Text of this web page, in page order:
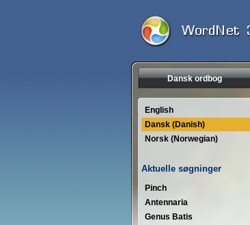
Dansk ordbog
English
Dansk (Danish)
Norsk (Norwegian)
Aktuelle søgninger
Pinch
Antennaria
Genus Batis